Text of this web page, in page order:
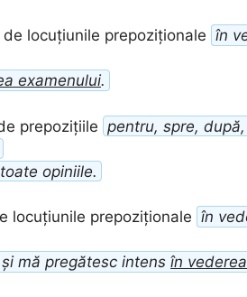
locuțiunile prepoziționale în
examenului.
prepozițiile pentru, spre,
toate opiniile.
locuțiunile prepoziționale în
mă pregătesc intens în